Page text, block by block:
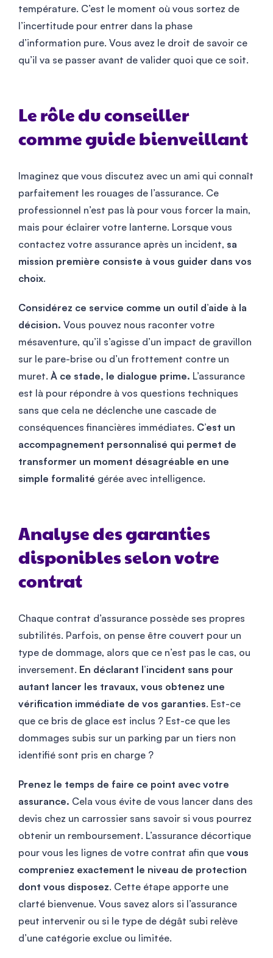
température. C’est le moment où vous sortez de
l’incertitude pour entrer dans la phase
d’information pure. Vous avez le droit de savoir ce
qu’il va se passer avant de valider quoi que ce soit.
Le rôle du conseiller
comme guide bienveillant
Imaginez que vous discutez avec un ami qui connaît
parfaitement les rouages de l’assurance. Ce
professionnel n’est pas là pour vous forcer la main,
mais pour éclairer votre lanterne. Lorsque vous
contactez votre assurance après un incident, sa
mission première consiste à vous guider dans vos
choix.
Considérez ce service comme un outil d’aide à la
décision. Vous pouvez nous raconter votre
mésaventure, qu’il s’agisse d’un impact de gravillon
sur le pare-brise ou d’un frottement contre un
muret. À ce stade, le dialogue prime. L’assurance
est là pour répondre à vos questions techniques
sans que cela ne déclenche une cascade de
conséquences financières immédiates. C’est un
accompagnement personnalisé qui permet de
transformer un moment désagréable en une
simple formalité gérée avec intelligence.
Analyse des garanties
disponibles selon votre
contrat
Chaque contrat d’assurance possède ses propres
subtilités. Parfois, on pense être couvert pour un
type de dommage, alors que ce n’est pas le cas, ou
inversement. En déclarant l’incident sans pour
autant lancer les travaux, vous obtenez une
vérification immédiate de vos garanties. Est-ce
que ce bris de glace est inclus ? Est-ce que les
dommages subis sur un parking par un tiers non
identifié sont pris en charge ?
Prenez le temps de faire ce point avec votre
assurance. Cela vous évite de vous lancer dans des
devis chez un carrossier sans savoir si vous pourrez
obtenir un remboursement. L’assurance décortique
pour vous les lignes de votre contrat afin que vous
compreniez exactement le niveau de protection
dont vous disposez. Cette étape apporte une
clarté bienvenue. Vous savez alors si l’assurance
peut intervenir ou si le type de dégât subi relève
d’une catégorie exclue ou limitée.